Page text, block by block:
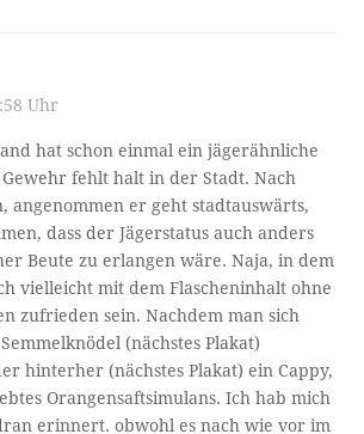
Uhr
hat schon einmal ein jägerähnliche
fehlt halt in der Stadt. Nach
angenommen er geht stadtauswärts,
dass der Jägerstatus auch anders
Beute zu erlangen wäre. Naja, in dem
vielleicht mit dem Flascheninhalt ohne
zufrieden sein. Nachdem man sich
(nächstes Plakat)
hinterher (nächstes Plakat) ein Cappy,
Orangensaftsimulans. Ich hab mich
erinnert. obwohl es nach wie vor im